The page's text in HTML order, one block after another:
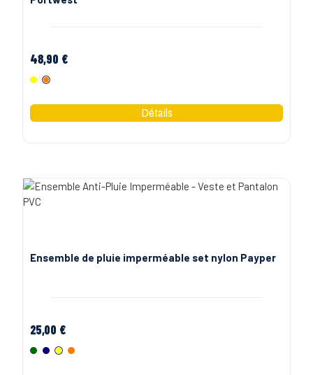
48,90 €
Jaune Fluo
Orange Fluo
Ensemble de pluie imperméable set nylon Payper
25,00 €
VertMarineJaune Fluo
Orange Fluo